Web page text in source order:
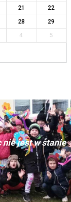
21
22
28
29
4 5
nie jest w stanie